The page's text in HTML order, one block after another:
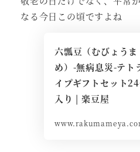
なる今日この頃ですよね
六瓢豆（むびょうま
め）-無病息災-テト
イプギフトセット
入り | 楽豆屋